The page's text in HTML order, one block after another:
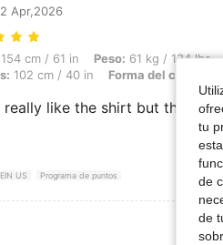
Apr,2026
cm / 61 in, Peso: 61 kg / 134 lbs, Busto:
154 cm / 61 in Peso: 61 kg / 134 lbs
102 cm / 40 in Forma del cuerpo:
really like the shirt but the
US Programa de puntos
tu
de
de